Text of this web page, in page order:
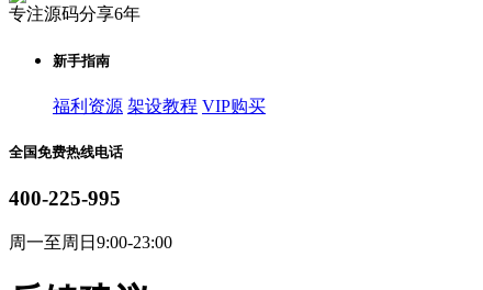
专注源码分享6年
新手指南
福利资源 架设教程 VIP购买
全国免费热线电话
400-225-995
周一至周日9:00-23:00